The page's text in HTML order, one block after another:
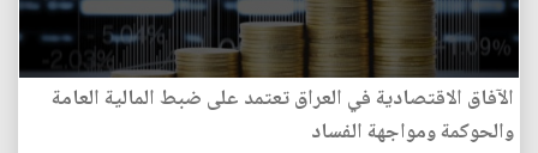
الآفاق الاقتصادية في العراق تعتمد على ضبط المالية العامة
والحوكمة ومواجهة الفساد